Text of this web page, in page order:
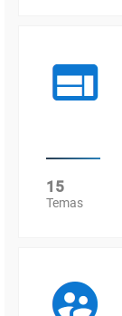
15
Temas